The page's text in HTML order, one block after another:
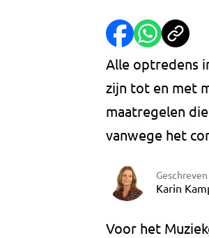
Alle optredens
zijn tot en met
maatregelen
vanwege het
Karin
Voor het